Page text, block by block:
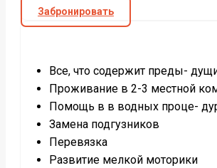
Забронировать
Все, что содержит преды-
Проживание в 2-3 местной
Помощь в в водных проце-
Замена подгузников
Перевязка
Развитие мелкой моторики